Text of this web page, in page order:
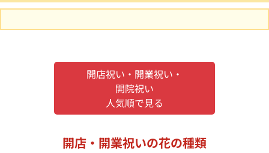
開店祝い・開業祝い・
開院祝い
人気順で見る
開店・開業祝いの花の種類